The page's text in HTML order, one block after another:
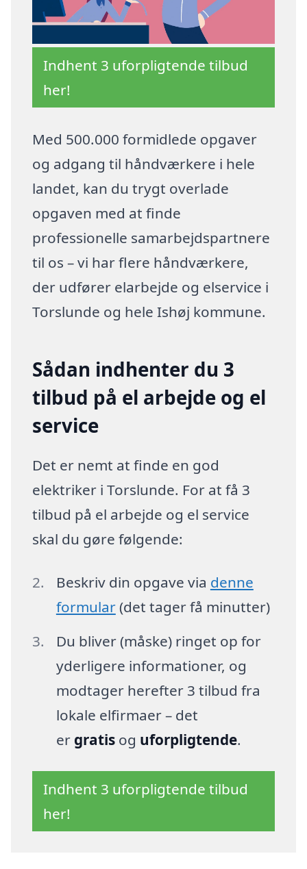
Indhent 3 uforpligtende tilbud
her!
Med 500.000 formidlede opgaver
og adgang til håndværkere i hele
landet, kan du trygt overlade
opgaven med at finde
professionelle samarbejdspartnere
til os – vi har flere håndværkere,
der udfører elarbejde og elservice i
Torslunde og hele Ishøj kommune.
Sådan indhenter du 3
tilbud på el arbejde og el
service
Det er nemt at finde en god
elektriker i Torslunde. For at få 3
tilbud på el arbejde og el service
skal du gøre følgende:
Beskriv din opgave via denne
formular(det tager få minutter)
Du bliver (måske) ringet op for
yderligere informationer, og
modtager herefter 3 tilbud fra
lokale elfirmaer – det
er gratisog uforpligtende.
Indhent 3 uforpligtende tilbud
her!